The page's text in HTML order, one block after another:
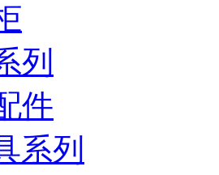
列
件
系列